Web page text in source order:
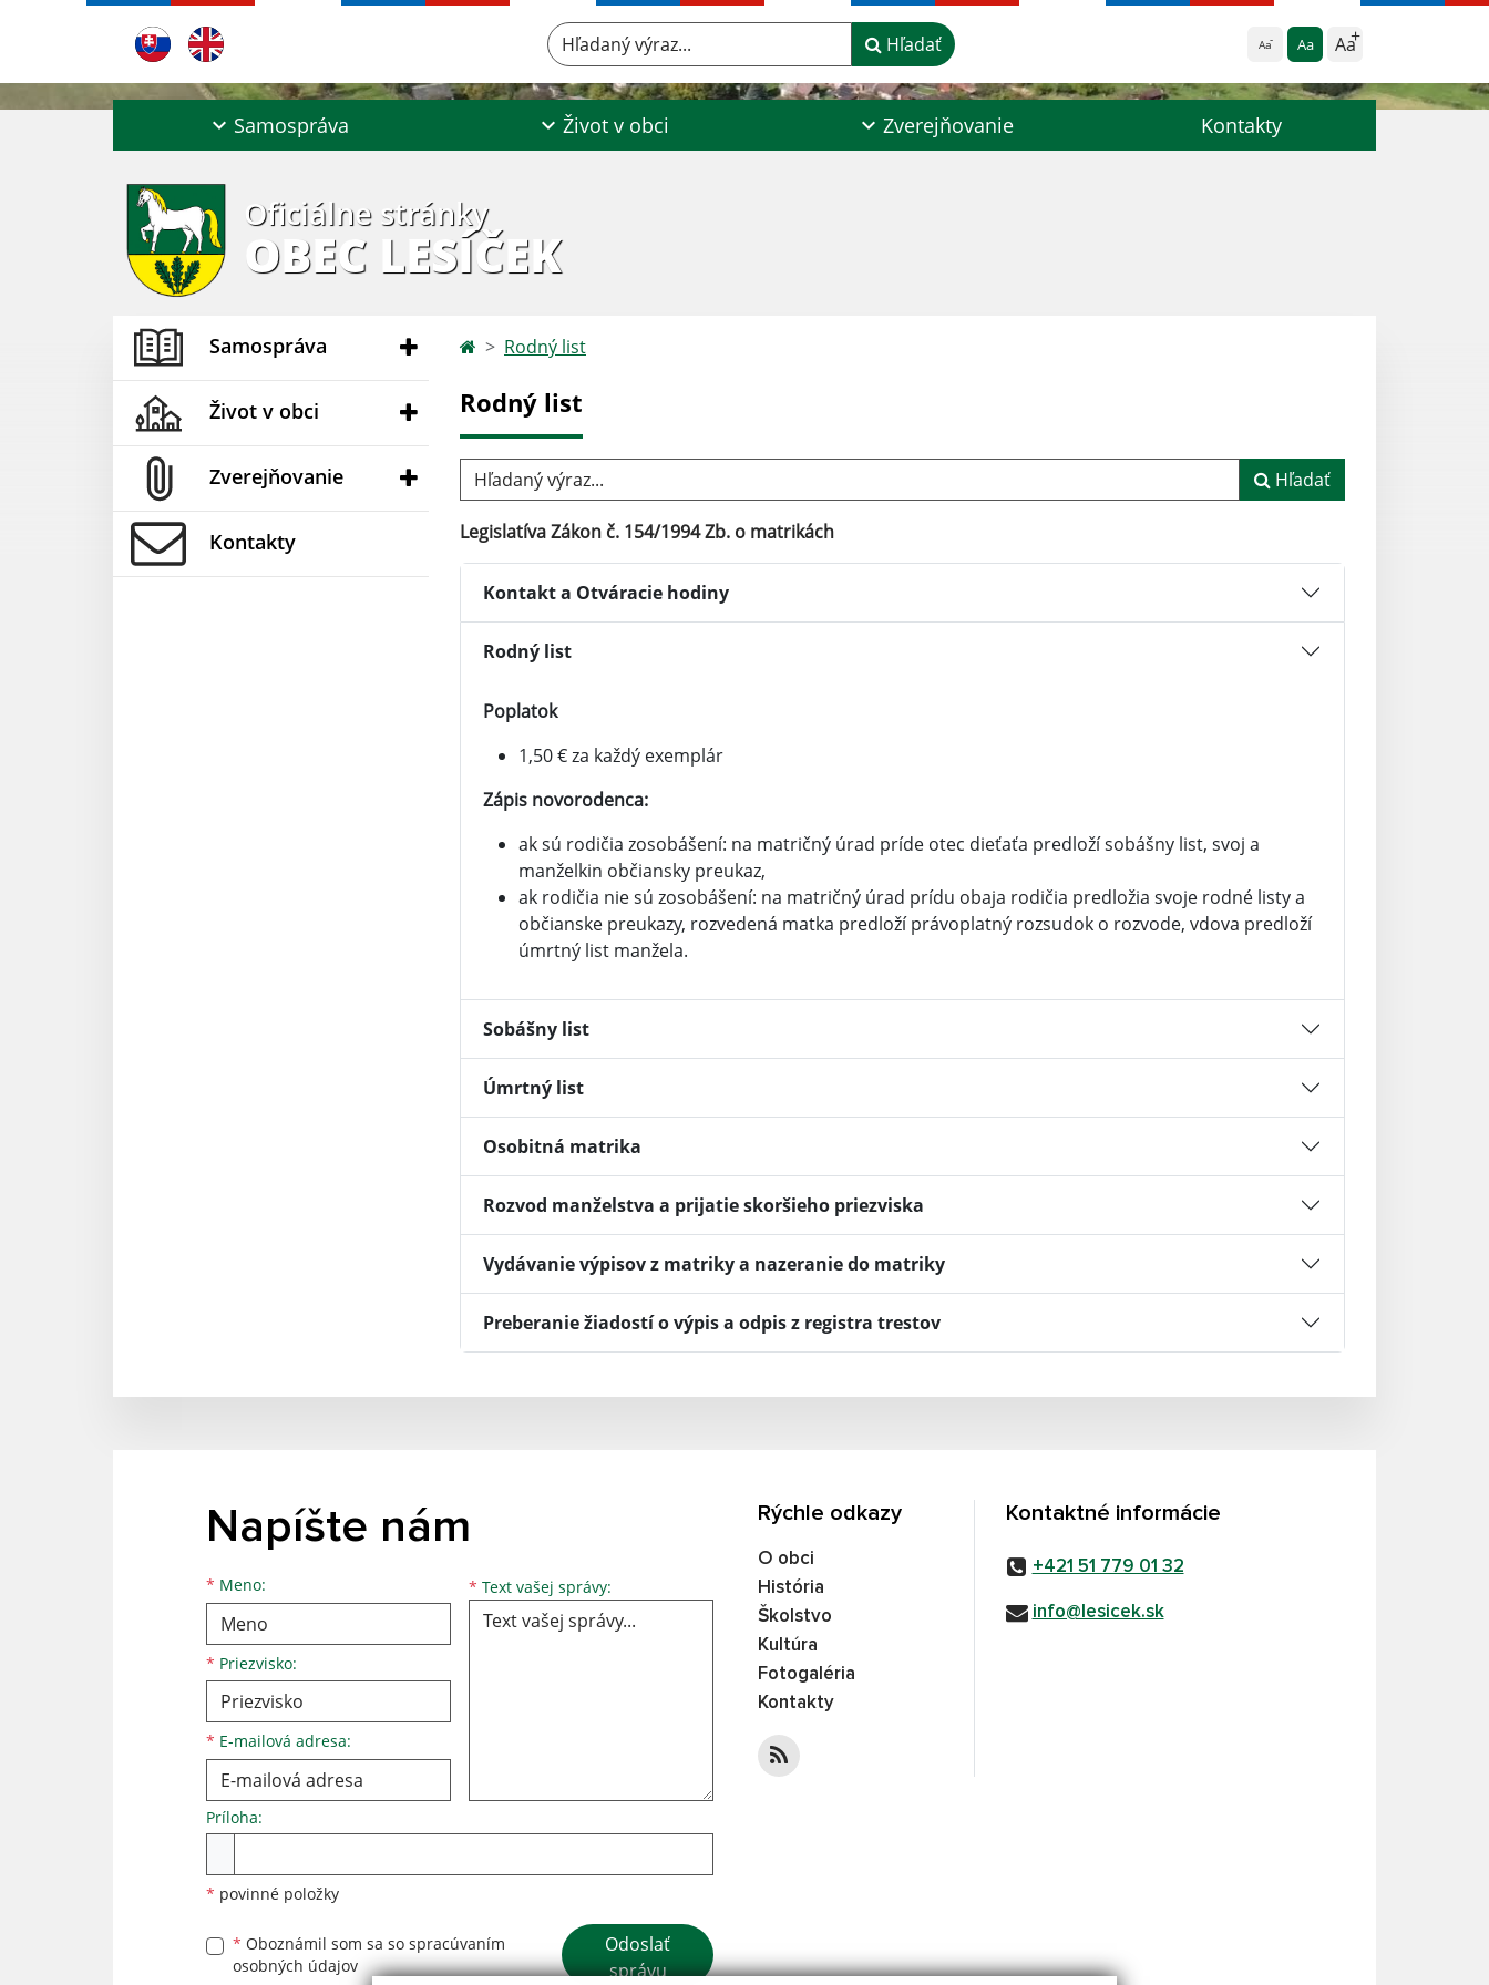
Aa Aa Aa
Hľadaný výraz... Hľadať
Samospráva Život v obci Zverejňovanie Kontakty
Oficiálne stránky
OBEC LESÍČEK
Samospráva
Život v obci
Zverejňovanie
Kontakty
Rodný list
Rodný list
Hľadaný výraz... Hľadať
Legislatíva Zákon č. 154/1994 Zb. o matrikách
Kontakt a Otváracie hodiny
Rodný list
Poplatok
1,50 € za každý exemplár
Zápis novorodenca:
ak sú rodičia zosobášení: na matričný úrad príde otec dieťaťa predloží sobášny list, svoj a
manželkin občiansky preukaz,
ak rodičia nie sú zosobášení: na matričný úrad prídu obaja rodičia predložia svoje rodné listy a
občianske preukazy, rozvedená matka predloží právoplatný rozsudok o rozvode, vdova predloží
úmrtný list manžela.
Sobášny list
Úmrtný list
Osobitná matrika
Rozvod manželstva a prijatie skoršieho priezviska
Vydávanie výpisov z matriky a nazeranie do matriky
Preberanie žiadostí o výpis a odpis z registra trestov
Napíšte nám
* Meno:
Meno
* Priezvisko:
Priezvisko
* E-mailová adresa:
E-mailová adresa * Text vašej správy: Text vašej správy...
Príloha:
* povinné položky
* Oboznámil som sa so spracúvaním
osobných údajov
Google reCaptcha Response
Odoslať
správu
Rýchle odkazy
O obci
História
Školstvo
Kultúra
Fotogaléria
Kontakty
Kontaktné informácie
+421 51 779 01 32
info@lesicek.sk